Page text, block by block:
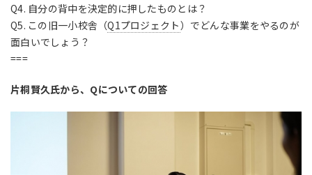
Q4. 自分の背中を決定的に押したものとは？
Q5. この旧一小校舎（Q1プロジェクト）でどんな事業をやるのが
面白いでしょう？
===
片桐賢久氏から、Qについての回答